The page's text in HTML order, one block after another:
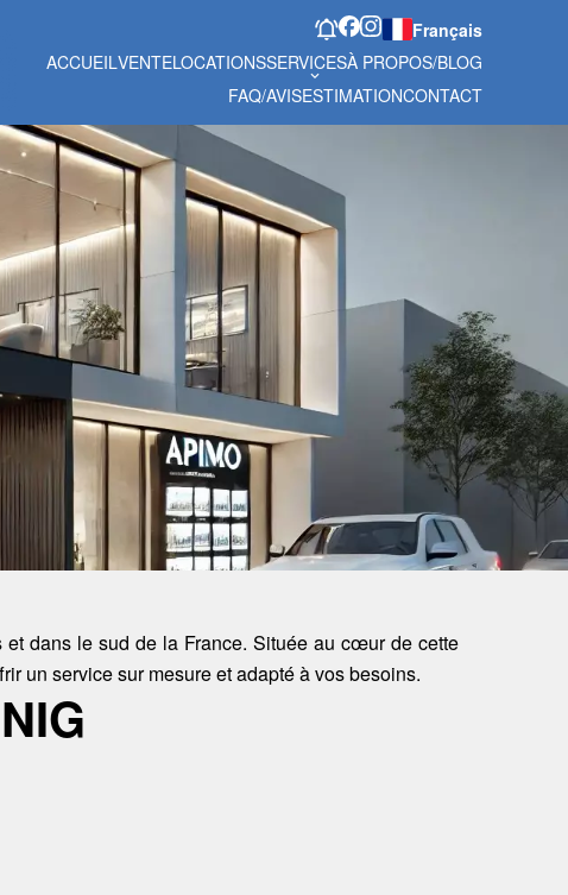
Français
ACCUEILVENTELOCATIONSSERVICESÀ PROPOS/BLOG
FAQ/AVISESTIMATIONCONTACT
dans le sud de la France. Située au cœur de cette
un service sur mesure et adapté à vos besoins.